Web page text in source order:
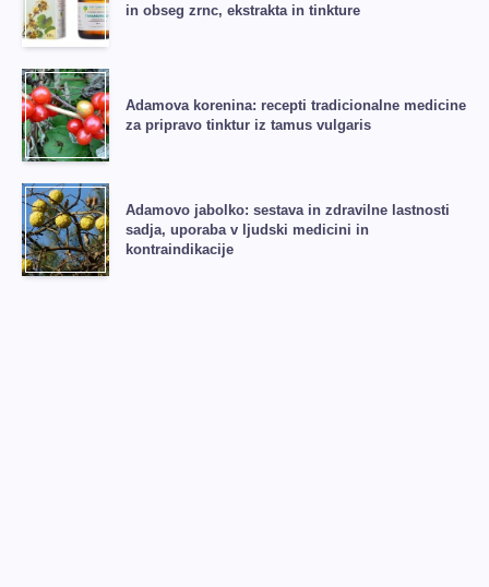
in obseg zrnc, ekstrakta in tinkture
Adamova korenina: recepti tradicionalne medicine
za pripravo tinktur iz tamus vulgaris
Adamovo jabolko: sestava in zdravilne lastnosti
sadja, uporaba v ljudski medicini in
kontraindikacije